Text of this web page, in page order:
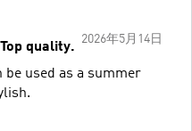
2026年5月14日
quality.
be used as a summer